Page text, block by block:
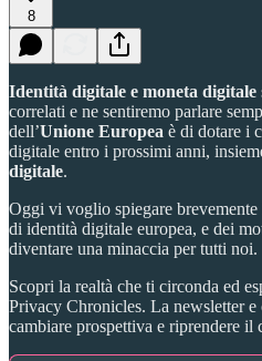
8
Identità digitale e moneta digitale
correlati e ne sentiremo parlare
dell’Unione Europea è di dotare i
digitale entro i prossimi anni,
digitale.
Oggi vi voglio spiegare brevemente
di identità digitale europea, e dei
diventare una minaccia per tutti noi.
Scopri la realtà che ti circonda ed
Privacy Chronicles. La newsletter
cambiare prospettiva e riprendere